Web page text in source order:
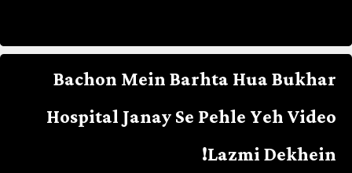
Bachon Mein Barhta Hua Bukhar
Hospital Janay Se Pehle Yeh Video
Lazmi Dekhein!